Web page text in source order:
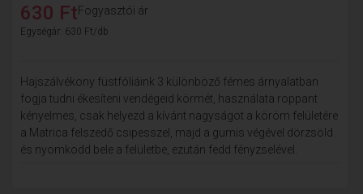
Fogyasztói ár
630 Ft
Egységár: 630 Ft/db
Hajszálvékony füstfóliáink 3 különböző fémes árnyalatban
fogja tudni ékesíteni vendégeid körmét, használata roppant
kényelmes, csak helyezd a kívánt nagyságot a köröm felületére
a Matrica felszedő csipesszel, majd a gumis végével dörzsöld
és nyomkodd bele a felületbe, ezután fedd fényzselével.